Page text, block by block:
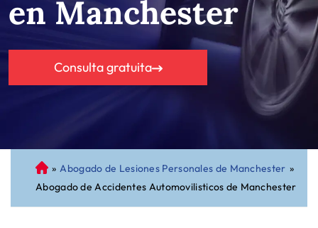
en Manchester
Consulta gratuita
A
bo
ga
» Abogado de Lesiones Personales de Manchester »
Abogado de Accidentes Automovilisticos de Manchester